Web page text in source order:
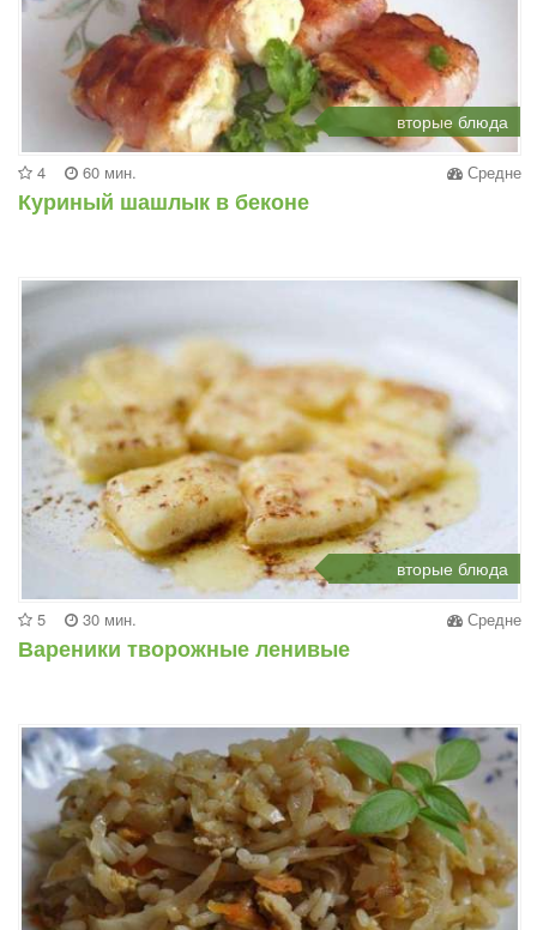
вторые блюда
4 60 мин. Средне
Куриный шашлык в беконе
вторые блюда
5 30 мин. Средне
Вареники творожные ленивые